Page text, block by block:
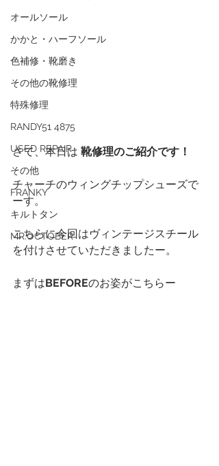
オールソール
かかと・ハーフソール
色補修・靴磨き
その他の靴修理
特殊修理
RANDY51 4875
USED REPAIR
その他
FRANKY
キルトタン
MR.OCTOBER
さて、本日は 靴修理のご紹介です！
チャーチのウィングチップシューズで
ーす。
こちらに今回はヴィンテージスチール
を付けさせていただきましたー。
まずはBEFOREのお姿がこちらー